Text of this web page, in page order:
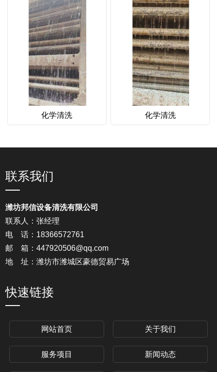
化学清洗 化学清洗
联系我们
潍坊邦信设备清洗有限公司
联系人：张经理
电 话：18366572761
邮 箱：447920506@qq.com
地 址：潍坊市潍城区豪德贸易广场
快速链接
网站首页 关于我们
服务项目 新闻动态